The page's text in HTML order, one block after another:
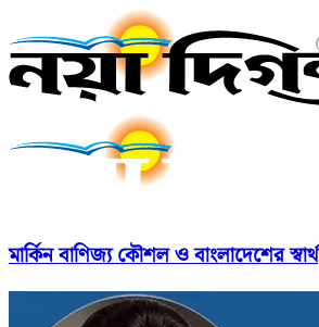
মার্কিন বাণিজ্য কৌশল ও বাংলাদেশের স্বার্থ